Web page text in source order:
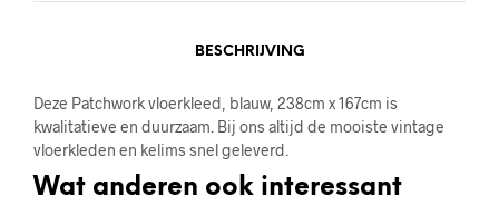
BESCHRIJVING
Deze Patchwork vloerkleed, blauw, 238cm x 167cm is
kwalitatieve en duurzaam. Bij ons altijd de mooiste vintage
vloerkleden en kelims snel geleverd.
Wat anderen ook interessant